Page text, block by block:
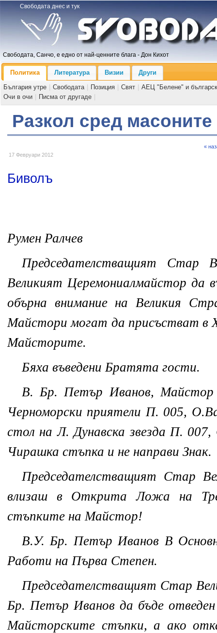
Свободата днес и тук
Свободата, Санчо, е едно от най-ценните блага - Дон Кихот
Политика Литература Визии
Други
България утре
Свободата Позиция Свят
АЕЦ "Белене" и
Очи в очи
Писма от другаде
Разкол сред
17 Февруари 2012
«
Биволъ
Румен Ралчев
Председателстващият Стар
Великият Церемониалмайстор да
обърна внимание на Великия
Майстори могат да присъстват в
Майсторите.
Бяха въведени Братята гости.
В. Бр. Петър Иванов,
Черноморски приятели П. 005,
стол на Л. Дунавска звезда П.
Чирашка стъпка и не направи Знак.
Председателстващият Стар
влизаш в Открита Ложа на
стъпките на Майстор!
В.У. Бр. Петър Иванов В
Работи на Първа Степен.
Председателстващият Стар
Бр. Петър Иванов да бъде
Майсторските стъпки, а ако